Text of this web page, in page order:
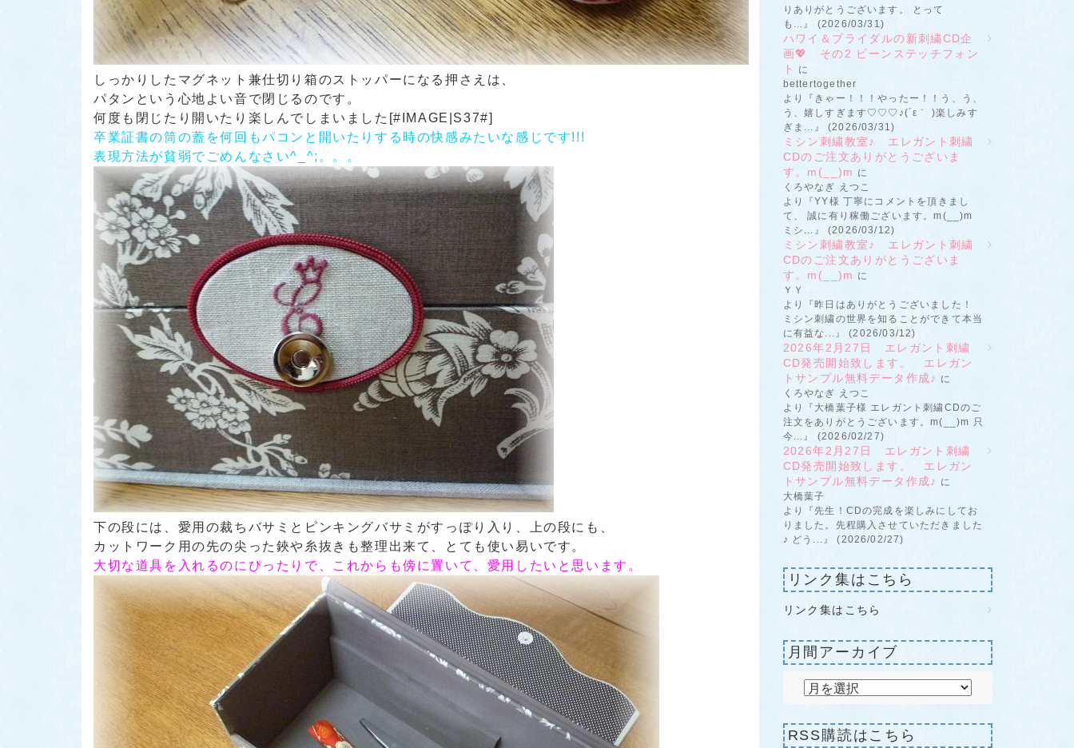
しっかりしたマグネット兼仕切り箱のストッパーになる押さえは、
パタンという心地よい音で閉じるのです。
何度も閉じたり開いたり楽しんでしまいました [#IMAGE|S37#]
卒業証書の筒の蓋を何回もパコンと開いたりする時の快感みたいな感じです!!!
表現方法が貧弱でごめんなさい^_^;。。。
下の段には、愛用の裁ちバサミとピンキングバサミがすっぽり入り、上の段にも、
カットワーク用の先の尖った鋏や糸抜きも整理出来て、とても使い易いです。
大切な道具を入れるのにぴったりで、これからも傍に置いて、愛用したいと思います。
りありがとうございます。 とって
も...』 (2026/03/31)
ハワイ＆ブライダルの新刺繍CD企
画💖 その2 ビーンステッチフォン
ト
に
bettertogether
より『きゃー！！！やったー！！う、う、
う、嬉しすぎます♡♡♡♪(´ε｀ )楽しみす
ぎま...』 (2026/03/31)
ミシン刺繍教室♪ エレガント刺繍
CDのご注文ありがとうございま
す。m(__)m に
くろやなぎ えつこ
より『YY様 丁寧にコメントを頂きまし
て、 誠に有り稼働ございます。m(__)m
ミシ...』 (2026/03/12)
ミシン刺繍教室♪ エレガント刺繍
CDのご注文ありがとうございま
す。m(__)m に
ＹＹ
より『昨日はありがとうございました！
ミシン刺繍の世界を知ることができて本当
に有益な...』 (2026/03/12)
2026年2月27日 エレガント刺繍
CD発売開始致します。 エレガン
トサンプル無料データ作成♪ に
くろやなぎ えつこ
より『大橋葉子様 エレガント刺繍CDのご
注文をありがとうございます。m(__)m 只
今...』 (2026/02/27)
2026年2月27日 エレガント刺繍
CD発売開始致します。 エレガン
トサンプル無料データ作成♪ に
大橋葉子
より『先生！CDの完成を楽しみにしてお
りました。先程購入させていただきました
♪ どう...』 (2026/02/27)
リンク集はこちら
リンク集はこちら
月間アーカイブ
RSS購読はこちら